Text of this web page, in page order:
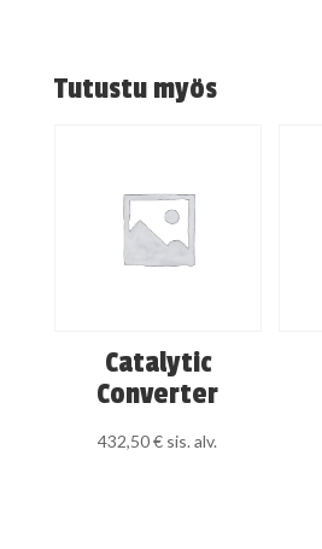
Tutustu myös
Catalytic
Converter
432,50€ sis. alv.